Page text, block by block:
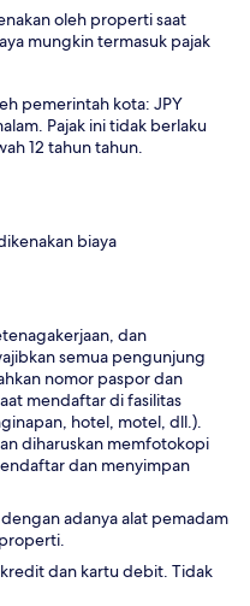
oleh properti saat
mungkin termasuk pajak
pemerintah kota: JPY
Pajak ini tidak berlaku
12 tahun tahun.
biaya
dan
semua pengunjung
nomor paspor dan
mendaftar di fasilitas
hotel, motel, dll.).
diharuskan memfotokopi
dan menyimpan
adanya alat pemadam
dan kartu debit. Tidak